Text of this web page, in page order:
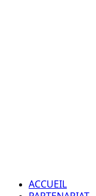
ACCUEIL